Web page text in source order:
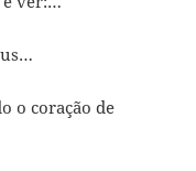
o coração de